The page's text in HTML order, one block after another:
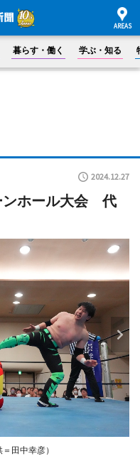
暮らす・働く 学ぶ・知る
2024.12.27
ンホール大会 代
田中幸彦）